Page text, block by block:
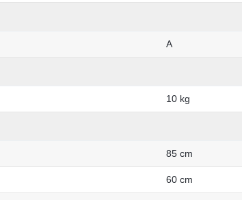
A
10 kg
85 cm
60 cm